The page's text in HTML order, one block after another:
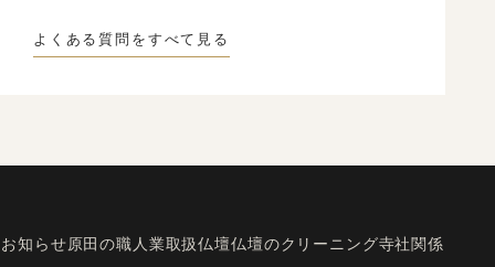
よくある質問をすべて見る
お知らせ 原田の職人業取扱仏壇仏壇のクリーニング寺社関係